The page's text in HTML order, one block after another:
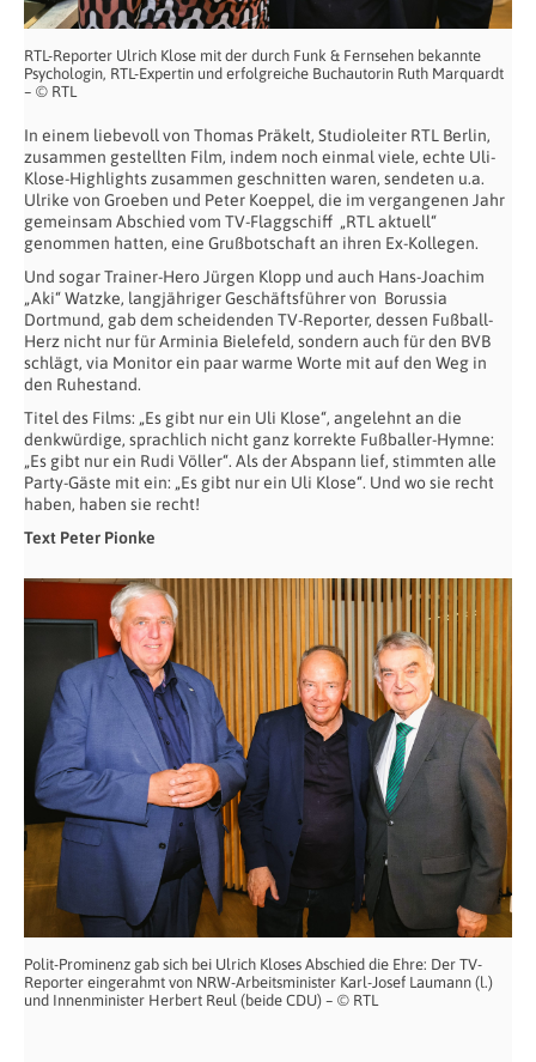
RTL-Reporter Ulrich Klose mit der durch Funk & Fernsehen bekannte
Psychologin, RTL-Expertin und erfolgreiche Buchautorin Ruth Marquardt
– © RTL
In einem liebevoll von Thomas Präkelt, Studioleiter RTL Berlin,
zusammen gestellten Film, indem noch einmal viele, echte Uli-
Klose-Highlights zusammen geschnitten waren, sendeten u.a.
Ulrike von Groeben und Peter Koeppel, die im vergangenen Jahr
gemeinsam Abschied vom TV-Flaggschiff „RTL aktuell“
genommen hatten, eine Grußbotschaft an ihren Ex-Kollegen.
Und sogar Trainer-Hero Jürgen Klopp und auch Hans-Joachim
„Aki“ Watzke, langjähriger Geschäftsführer von Borussia
Dortmund, gab dem scheidenden TV-Reporter, dessen Fußball-
Herz nicht nur für Arminia Bielefeld, sondern auch für den BVB
schlägt, via Monitor ein paar warme Worte mit auf den Weg in
den Ruhestand.
Titel des Films: „Es gibt nur ein Uli Klose“, angelehnt an die
denkwürdige, sprachlich nicht ganz korrekte Fußballer-Hymne:
„Es gibt nur ein Rudi Völler“. Als der Abspann lief, stimmten alle
Party-Gäste mit ein: „Es gibt nur ein Uli Klose“. Und wo sie recht
haben, haben sie recht!
Text Peter Pionke
Polit-Prominenz gab sich bei Ulrich Kloses Abschied die Ehre: Der TV-
Reporter eingerahmt von NRW-Arbeitsminister Karl-Josef Laumann (l.)
und Innenminister Herbert Reul (beide CDU) – © RTL